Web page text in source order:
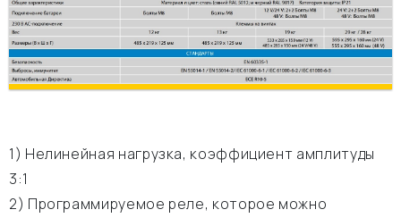
1) Нелинейная нагрузка, коэффициент амплитуды
3:1
2) Программируемое реле, которое можно